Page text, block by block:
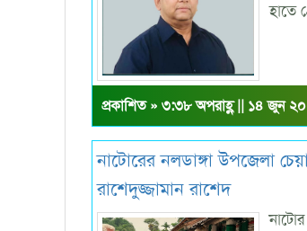
হাতে
প্রকাশিত » ৩:৩৮ অপরাহ্ণ || ১৪ জুন
নাটোরের নলডাঙ্গা উপজেলা
রাশেদুজ্জামান রাশেদ